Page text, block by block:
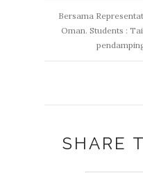
Bersama
Oman. Students :
SHARE